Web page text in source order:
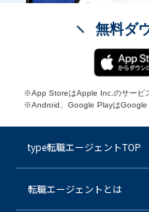
無料ダ
※App StoreはApple Inc.のサービ
※Android、Google PlayはGoogle
type転職エージェントTOP
転職エージェントとは